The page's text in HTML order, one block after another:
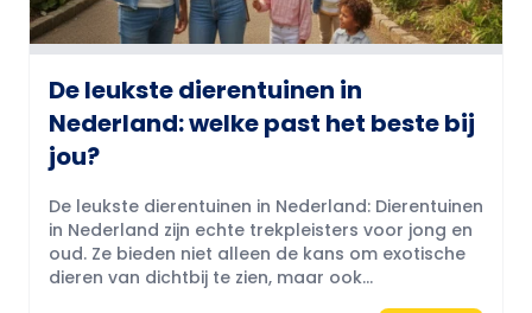
De leukste dierentuinen in
Nederland: welke past het beste bij
jou?
De leukste dierentuinen in Nederland: Dierentuinen
in Nederland zijn echte trekpleisters voor jong en
oud. Ze bieden niet alleen de kans om exotische
dieren van dichtbij te zien, maar ook...